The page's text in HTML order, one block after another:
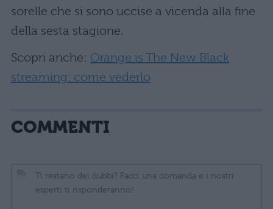
sorelle che si sono uccise a vicenda alla fine
della sesta stagione.
Scopri anche: Orange is The New Black
streaming: come vederlo
COMMENTI